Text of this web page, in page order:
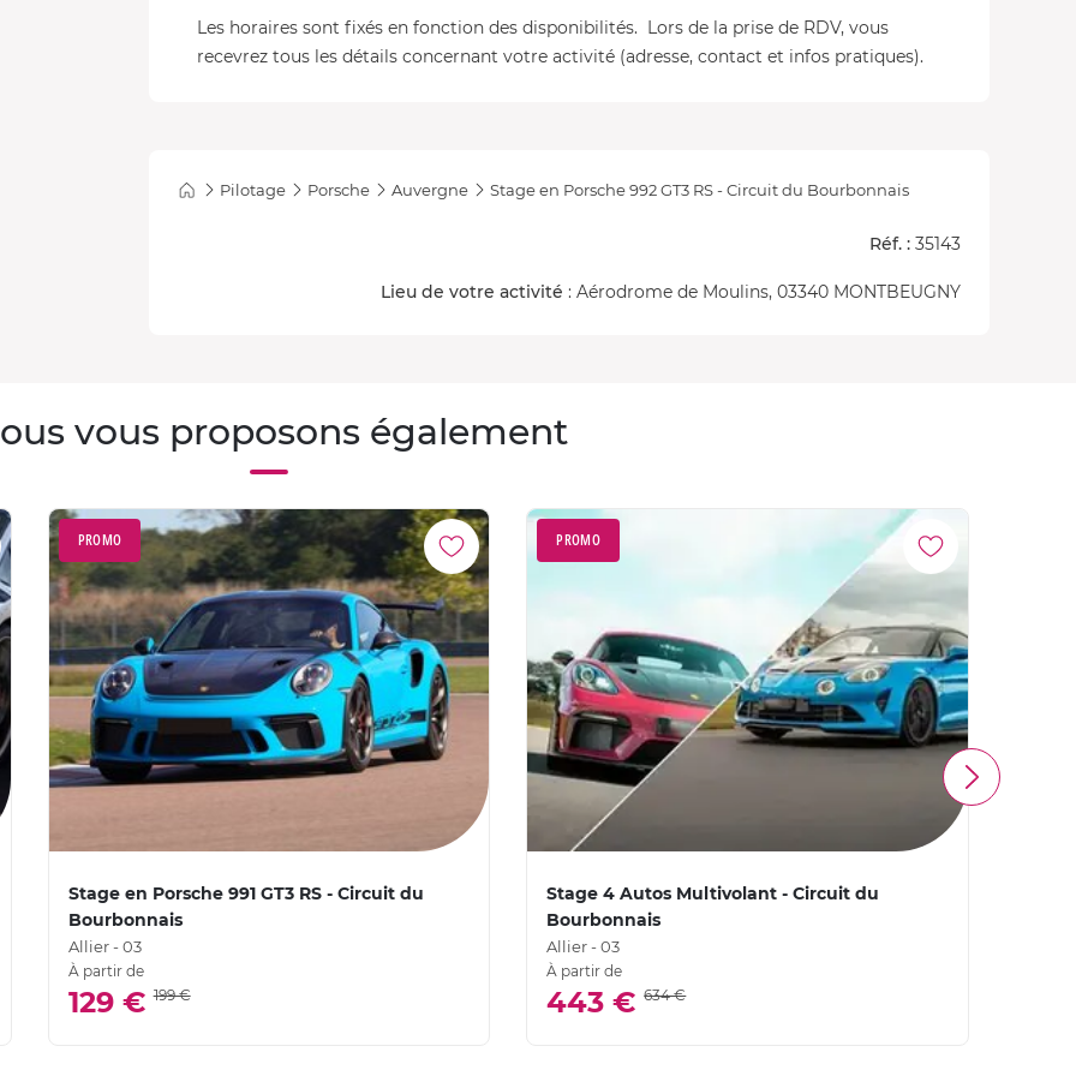
Les horaires sont fixés en fonction des disponibilités. Lors de la prise de RDV, vous
recevrez tous les détails concernant votre activité (adresse, contact et infos pratiques).
Pilotage Porsche Auvergne Stage en Porsche 992 GT3 RS - Circuit du Bourbonnais
Réf. : 35143
Lieu de votre activité : Aérodrome de Moulins, 03340 MONTBEUGNY
vous proposons également
PROMO
Stage en Porsche 991 GT3 RS - Circuit du
Bourbonnais
Allier - 03
À partir de
129 € 199 €
PROMO
Stage 4 Autos Multivolant - Circuit du
Bourbonnais
Allier - 03
À partir de
443 € 634 €